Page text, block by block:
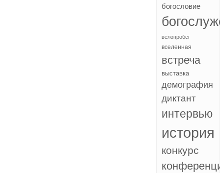
богословие
велопробег
вселенная
встреча
выставка
демография
диктант
интервью
история
конкурс